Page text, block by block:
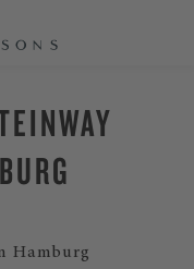
Hamburg